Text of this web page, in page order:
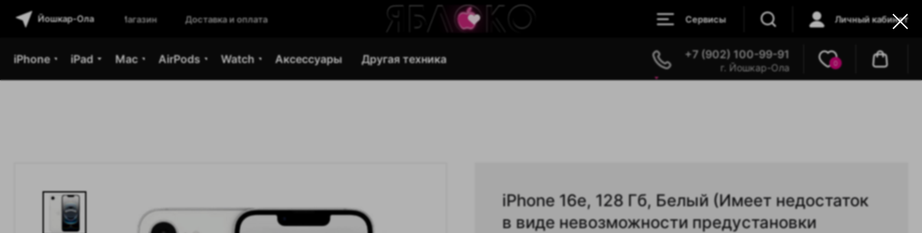
Магазины Доставка и оплата
Йошкар-Ола Сервисы Личный кабинет
iPhone iPad Mac AirPods Watch Аксессуары
г. Йошкар-Ола
Другая техника +7 (902) 100-99-91
0
iPhone 16e, 128 Гб, Белый (Имеет недостаток
в виде невозможности предустановки